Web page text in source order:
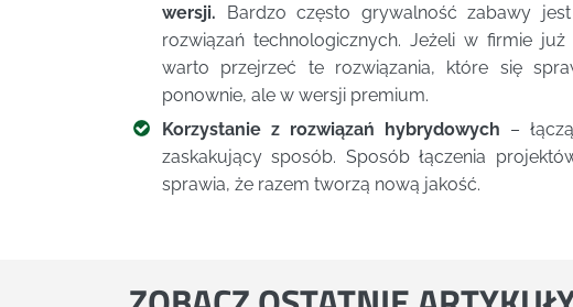
wersji. Bardzo często grywalność zabawy
rozwiązań technologicznych. Jeżeli w firmie
warto przejrzeć te rozwiązania, które się
ponownie, ale w wersji premium.
Korzystanie z rozwiązań hybrydowych –
zaskakujący sposób. Sposób łączenia
sprawia, że razem tworzą nową jakość.